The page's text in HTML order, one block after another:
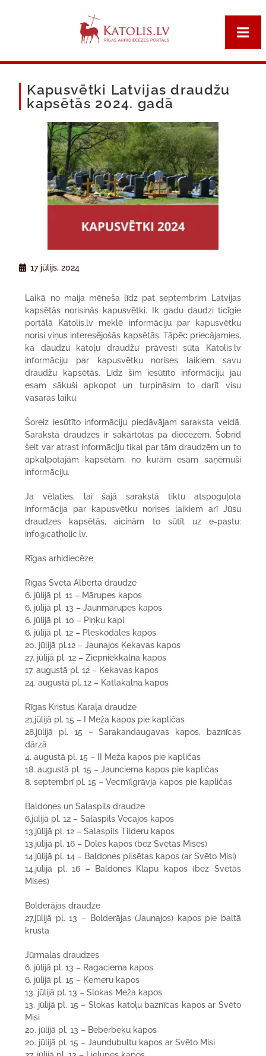
Kapusvētki Latvijas draudžu
kapsētās 2024. gadā
17 jūlijs, 2024
Laikā no maija mēneša līdz pat septembrim Latvijas
kapsētās norisinās kapusvētki. Ik gadu daudzi ticīgie
portālā Katolis.lv meklē informāciju par kapusvētku
norisi viņus interesējošās kapsētās. Tāpēc priecājamies,
ka daudzu katoļu draudžu prāvesti sūta Katolis.lv
informāciju par kapusvētku norises laikiem savu
draudžu kapsētās. Līdz šim iesūtīto informāciju jau
esam sākuši apkopot un turpināsim to darīt visu
vasaras laiku.
Šoreiz iesūtīto informāciju piedāvājam saraksta veidā.
Sarakstā draudzes ir sakārtotas pa diecēzēm. Šobrīd
šeit var atrast informāciju tikai par tām draudzēm un to
apkalpotajām kapsētām, no kurām esam saņēmuši
informāciju.
Ja vēlaties, lai šajā sarakstā tiktu atspoguļota
informācija par kapusvētku norises laikiem arī Jūsu
draudzes kapsētās, aicinām to sūtīt uz e-pastu:
info@catholic.lv.
Rīgas arhidiecēze
Rīgas Svētā Alberta draudze
6. jūlijā pl. 11 – Mārupes kapos
6. jūlijā pl. 13 – Jaunmārupes kapos
6. jūlijā pl. 10 – Piņķu kapi
6. jūlijā pl. 12 – Pleskodāles kapos
20. jūlijā pl.12 – Jaunajos Ķekavas kapos
27. jūlijā pl. 12 – Ziepniekkalna kapos
17. augustā pl. 12 – Ķekavas kapos
24. augustā pl. 12 – Katlakalna kapos
Rīgas Kristus Karaļa draudze
21.jūlijā pl. 15 – I Meža kapos pie kapličas
28.jūlijā pl. 15 – Sarakandaugavas kapos, baznīcas
dārzā
4. augustā pl. 15 – II Meža kapos pie kapličas
18. augustā pl. 15 – Jaunciema kapos pie kapličas
8. septembrī pl. 15 – Vecmīlgrāvja kapos pie kapličas
Baldones un Salaspils draudze
6.jūlijā pl. 12 – Salaspils Vecajos kapos
13.jūlijā pl. 12 – Salaspils Tilderu kapos
13.jūlijā pl. 16 – Doles kapos (bez Svētās Mises)
14.jūlijā pl. 14 – Baldones pilsētas kapos (ar Svēto Misi)
14.jūlijā pl. 16 – Baldones Klapu kapos (bez Svētās
Mises)
Bolderājas draudze
27.jūlijā pl. 13 – Bolderājas (Jaunajos) kapos pie baltā
krusta
Jūrmalas draudzes
6. jūlijā pl. 13 – Ragaciema kapos
6. jūlijā pl. 15 – Ķemeru kapos
13. jūlijā pl. 13 – Slokas Meža kapos
13. jūlijā pl. 15 – Slokas katoļu baznīcas kapos ar Svēto
Misi
20. jūlijā pl. 13 – Beberbeķu kapos
20. jūlijā pl. 15 – Jaundubultu kapos ar Svēto Misi